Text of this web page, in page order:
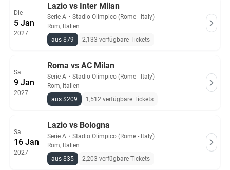
Die
5 Jan
2027
Lazio vs Inter Milan
Serie A ・ Stadio Olimpico (Rome - Italy)
Rom, Italien
aus $79
2,133 verfügbare Tickets
Sa
9 Jan
2027
Roma vs AC Milan
Serie A ・ Stadio Olimpico (Rome - Italy)
Rom, Italien
aus $209
1,512 verfügbare Tickets
Sa
16 Jan
2027
Lazio vs Bologna
Serie A ・ Stadio Olimpico (Rome - Italy)
Rom, Italien
aus $35
2,203 verfügbare Tickets